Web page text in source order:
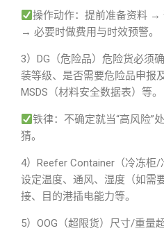
操作动作：提前准备资料
→ 必要时做费用与时效预警。
3）DG（危险品）危险货必须
装等级、是否需要危险品申报
MSDS（材料安全数据表）等。
铁律：不确定就当“高风险”
猜。
4）Reefer Container（冷冻柜/
设定温度、通风、湿度（如需
接、目的港插电能力等。
5）OOG（超限货）尺寸/重量